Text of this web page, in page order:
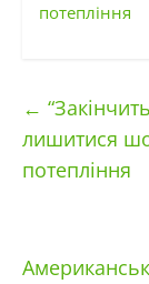
потепління
←
лишитися
потепління